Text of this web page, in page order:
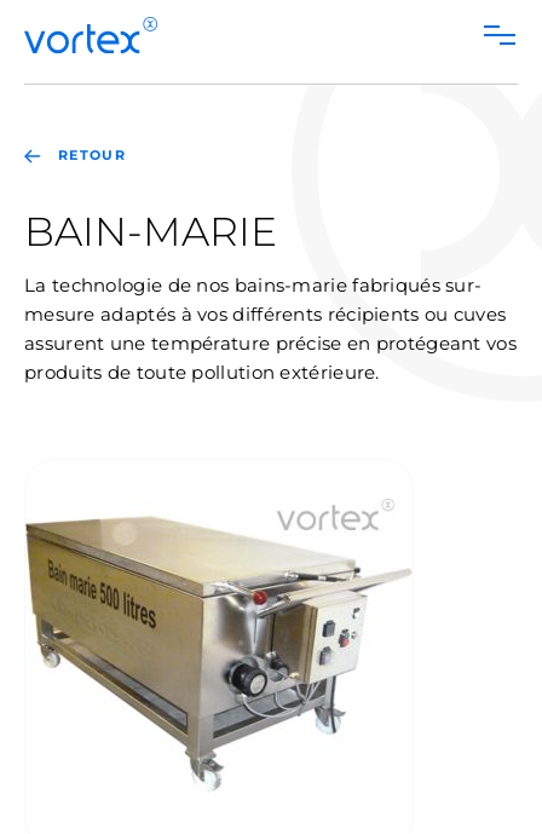
contentRETOUR
BAIN-MARIE
La technologie de nos bains-marie fabriqués sur-
mesure adaptés à vos différents récipients ou cuves
assurent une température précise en protégeant vos
produits de toute pollution extérieure.